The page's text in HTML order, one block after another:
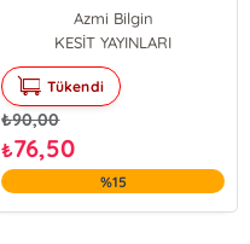
Azmi Bilgin
KESİT YAYINLARI
Tükendi
₺90,00
₺76,50
%15